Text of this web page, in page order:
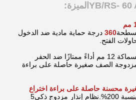
YB/RS- 60 الميزة:
360 درجة حماية مادية ضد الدخول
الفتح.
توفر لوحة الباب الفولاذية بسماكة 12 مم أداءً ممتازًا ضد الحفر
الصف صغيرة حاصلة على براءة
محسنة حاصلة على براءة اختراع
نظام إنذار مزدوج ذكي5